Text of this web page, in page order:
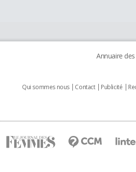
Annuaire
Qui sommes nous Contact Publicité